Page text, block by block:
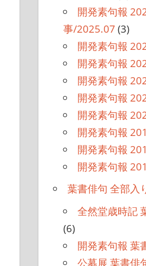
開発素句報
事/2025.07 (3)
開発素句報
開発素句報
開発素句報
開発素句報
開発素句報
開発素句報
開発素句報
開発素句報
葉書俳句 全部入
全然堂歳時記
(6)
開発素句報 葉
公募展 葉書俳